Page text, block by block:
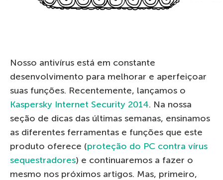
Nosso antivírus está em constante
desenvolvimento para melhorar e aperfeiçoar
suas funções. Recentemente, lançamos o
Kaspersky Internet Security 2014. Na nossa
seção de dicas das últimas semanas, ensinamos
as diferentes ferramentas e funções que este
produto oferece (proteção do PC contra vírus
sequestradores) e continuaremos a fazer o
mesmo nos próximos artigos. Mas, primeiro,